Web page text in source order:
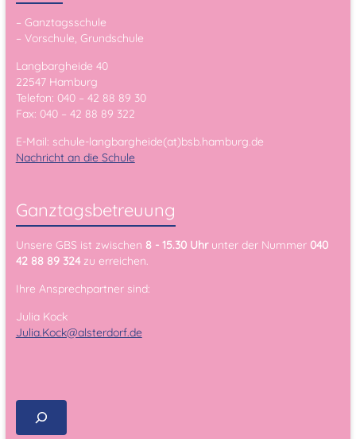
– Ganztagsschule
– Vorschule, Grundschule
Langbargheide 40
22547 Hamburg
Telefon: 040 – 42 88 89 30
Fax: 040 – 42 88 89 322
E-Mail: schule-langbargheide(at)bsb.hamburg.de
Nachricht an die Schule
Ganztagsbetreuung
Unsere GBS ist zwischen 8 - 15.30 Uhrunter der Nummer 040
42 88 89 324zu erreichen.
Ihre Ansprechpartner sind:
Julia Kock
Julia.Kock@alsterdorf.de